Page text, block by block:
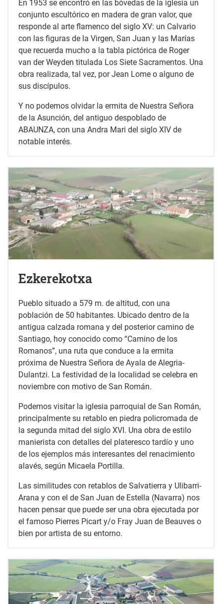
En 1953 se encontró en las bóvedas de la iglesia un
conjunto escultórico en madera de gran valor, que
responde al arte flamenco del siglo XV: un Calvario
con las figuras de la Virgen, San Juan y las Marías
que recuerda mucho a la tabla pictórica de Roger
van der Weyden titulada Los Siete Sacramentos. Una
obra realizada, tal vez, por Jean Lome o alguno de
sus discípulos.
Y no podemos olvidar la ermita de Nuestra Señora
de la Asunción, del antiguo despoblado de
ABAUNZA, con una Andra Mari del siglo XIV de
notable interés.
Ezkerekotxa
Pueblo situado a 579 m. de altitud, con una
población de 50 habitantes. Ubicado dentro de la
antigua calzada romana y del posterior camino de
Santiago, hoy conocido como “Camino de los
Romanos”, una ruta que conduce a la ermita
próxima de Nuestra Señora de Ayala de Alegria-
Dulantzi. La festividad de la localidad se celebra en
noviembre con motivo de San Román.
Podemos visitar la iglesia parroquial de San Román,
principalmente su retablo en piedra policromada de
la segunda mitad del siglo XVI. Una obra de estilo
manierista con detalles del plateresco tardío y uno
de los ejemplos más interesantes del renacimiento
alavés, según Micaela Portilla.
Las similitudes con retablos de Salvatierra y Ulibarri-
Arana y con el de San Juan de Estella (Navarra) nos
hacen pensar que puede ser una obra ejecutada por
el famoso Pierres Picart y/o Fray Juan de Beauves o
bien por artista de su entorno.